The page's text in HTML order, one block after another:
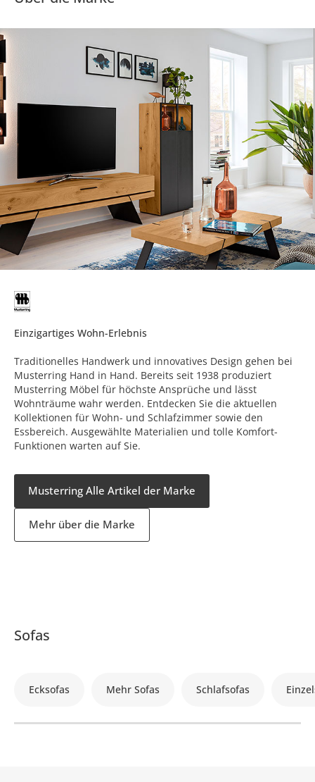
Einzigartiges Wohn-Erlebnis
Traditionelles Handwerk und innovatives Design gehen bei
Musterring Hand in Hand. Bereits seit 1938 produziert
Musterring Möbel für höchste Ansprüche und lässt
Wohnträume wahr werden. Entdecken Sie die aktuellen
Kollektionen für Wohn- und Schlafzimmer sowie den
Essbereich. Ausgewählte Materialien und tolle Komfort-
Funktionen warten auf Sie.
Musterring Alle Artikel der Marke
Mehr über die Marke
Sofas
Ecksofas Mehr Sofas Schlafsofas